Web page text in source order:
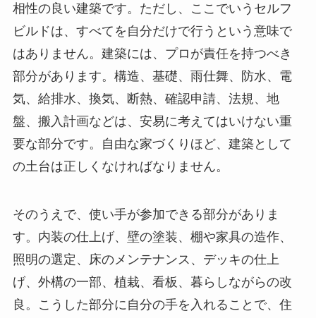
相性の良い建築です。ただし、ここでいうセルフ
ビルドは、すべてを自分だけで行うという意味で
はありません。建築には、プロが責任を持つべき
部分があります。構造、基礎、雨仕舞、防水、電
気、給排水、換気、断熱、確認申請、法規、地
盤、搬入計画などは、安易に考えてはいけない重
要な部分です。自由な家づくりほど、建築として
の土台は正しくなければなりません。
そのうえで、使い手が参加できる部分がありま
す。内装の仕上げ、壁の塗装、棚や家具の造作、
照明の選定、床のメンテナンス、デッキの仕上
げ、外構の一部、植栽、看板、暮らしながらの改
良。こうした部分に自分の手を入れることで、住